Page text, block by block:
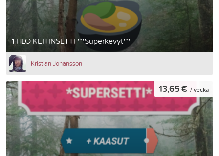
1 HLÖ KEITINSETTI ***Superkevyt***
Kristian Johansson
13,65 € / vecka